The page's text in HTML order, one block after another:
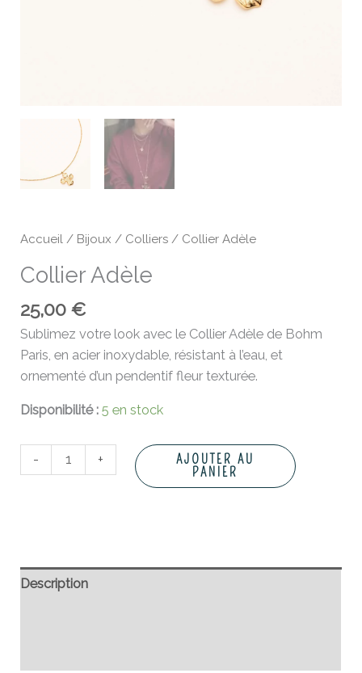
Accueil / Bijoux / Colliers / Collier Adèle
Collier Adèle
25,00€
Sublimez votre look avec le Collier Adèle de Bohm
Paris, en acier inoxydable, résistant à l’eau, et
ornementé d’un pendentif fleur texturée.
Disponibilité : 5 en stock
- +
AJOUTER AU
PANIER
Description